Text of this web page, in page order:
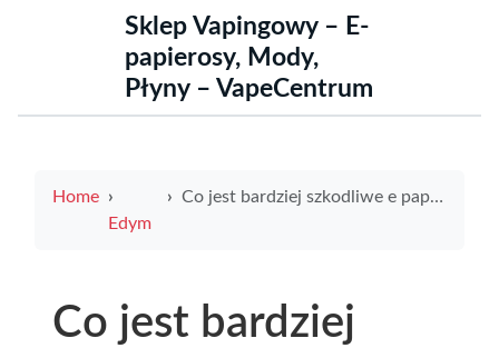
Sklep Vapingowy – E-
papierosy, Mody,
Płyny – VapeCentrum
Home
Edym
Co jest bardziej szkodliwe e papieros czy papieros – porównanie wpływu na zdrowie
Co jest bardziej